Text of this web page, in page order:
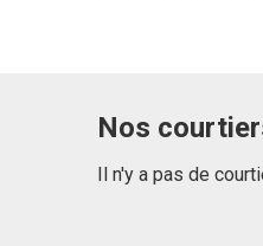
Nos
Il n'y a pas de